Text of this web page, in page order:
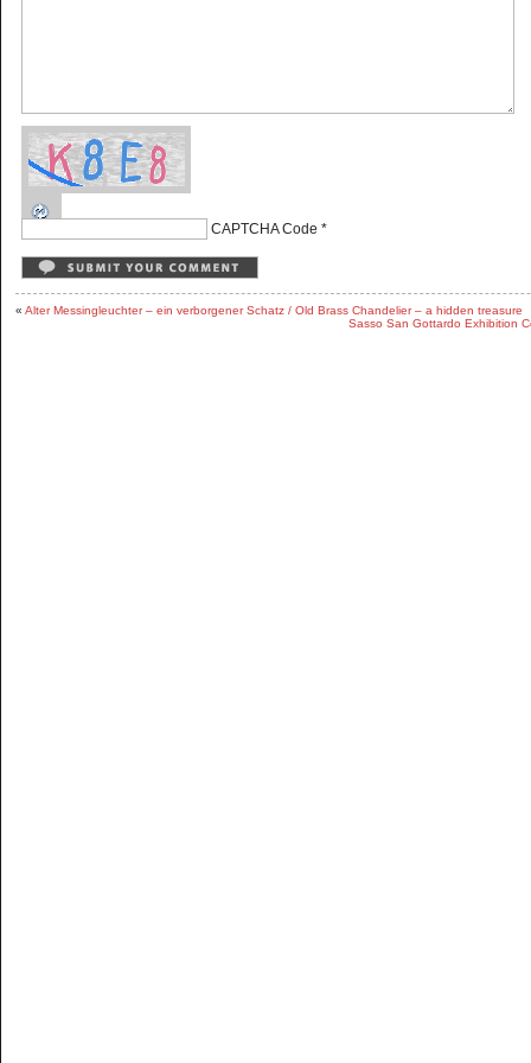
CAPTCHA Code *
« Alter Messingleuchter – ein verborgener Schatz / Old Brass Chandelier – a hidden treasure
Sasso San Gottardo Exhibition